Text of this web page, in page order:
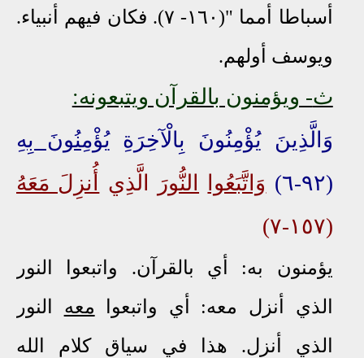
أسباطا أمما "(١٦٠- ٧). فكان فيهم أنبياء.
ويوسف أولهم.
ث- ويؤمنون بالقرآن ويتبعونه:
وَالَّذِينَ يُؤْمِنُونَ بِالْآخِرَةِيُؤْمِنُونَ بِهِ
(٩٢-٦)
وَاتَّبَعُوا النُّورَ الَّذِي
أُنزِلَ مَعَهُ
(١٥٧-٧)
يؤمنون به: أي بالقرآن. واتبعوا النور
الذي أنزل معه: أي واتبعوا معه النور
الذي أنزل. هذا في سياق كلام الله